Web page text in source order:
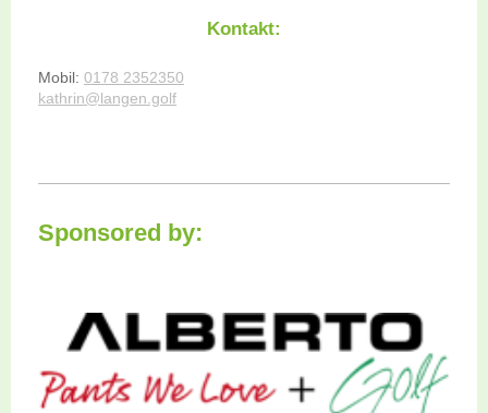
Kontakt:
Mobil: 0178 2352350
kathrin@langen.golf
Sponsored by: